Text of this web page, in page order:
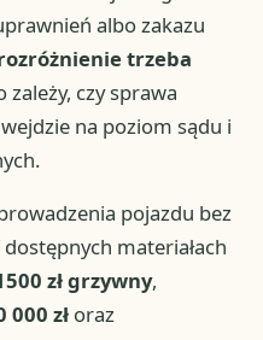
albo zakazu
trzeba
zależy, czy sprawa
na poziom sądu i
pojazdu bez
materiałach
zł grzywny,
000 zł oraz